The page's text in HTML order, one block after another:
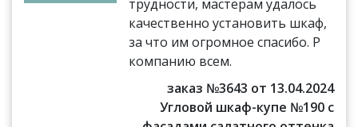
трудности, мастерам удалось
качественно установить шкаф,
за что им огромное спасибо. Р
компанию всем.
заказ №3643 от 13.04.2024
Угловой шкаф-купе №190 с